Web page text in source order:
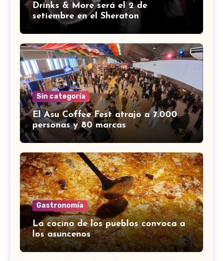
Drinks & More será el 2 de
setiembre en el Sheraton
Sin categoría
El Asu Coffee Fest atrajo a 7.000
personas y 80 marcas
Gastronomía
La cocina de los pueblos convoca a
los asuncenos